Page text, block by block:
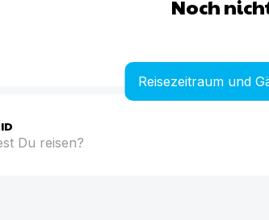
Noch
Reisezeitraum und